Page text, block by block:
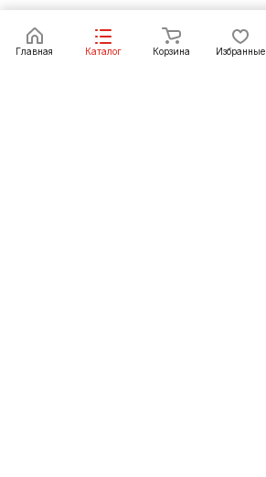
В корзину
Главная Каталог Корзина Избранные